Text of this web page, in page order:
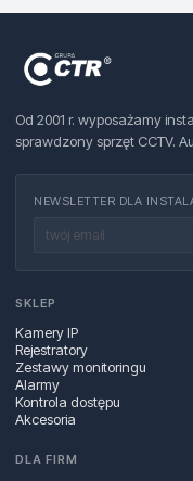
Od 2001 r. wyposażamy
sprawdzony sprzęt CCTV.
NEWSLETTER DLA
SKLEP
Kamery IP
Rejestratory
Zestawy monitoringu
Alarmy
Kontrola dostępu
Akcesoria
DLA FIRM